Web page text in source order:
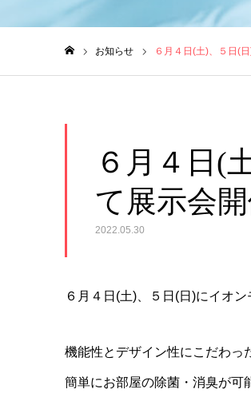
お知らせ ６月４日(土)、５日(
６月４日(
て展示会開
2022.05.30
６月４日(土)、５日(日)にイオ
機能性とデザイン性にこだわっ
簡単にお部屋の除菌・消臭が可